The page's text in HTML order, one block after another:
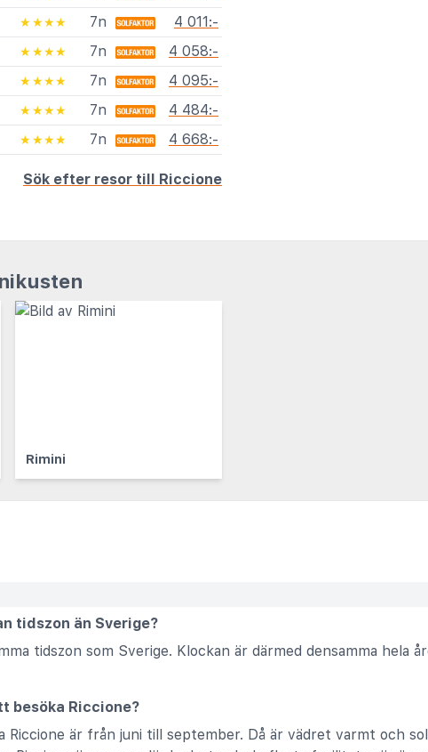
★★★★ 7n
4 011:-
★★★★ 7n
4 058:-
★★★★ 7n
4 095:-
★★★★ 7n
4 484:-
★★★★ 7n 4 668:-
Sök efter resor till Riccione
Rimini
tidszon än Sverige?
tidszon som Sverige. Klockan är därmed densamma hela
besöka Riccione?
Riccione är från juni till september. Då är vädret varmt och